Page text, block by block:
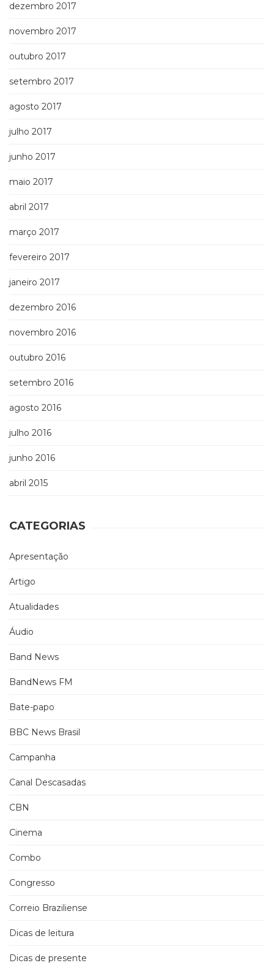
dezembro 2017
novembro 2017
outubro 2017
setembro 2017
agosto 2017
julho 2017
junho 2017
maio 2017
abril 2017
março 2017
fevereiro 2017
janeiro 2017
dezembro 2016
novembro 2016
outubro 2016
setembro 2016
agosto 2016
julho 2016
junho 2016
abril 2015
CATEGORIAS
Apresentação
Artigo
Atualidades
Áudio
Band News
BandNews FM
Bate-papo
BBC News Brasil
Campanha
Canal Descasadas
CBN
Cinema
Combo
Congresso
Correio Braziliense
Dicas de leitura
Dicas de presente